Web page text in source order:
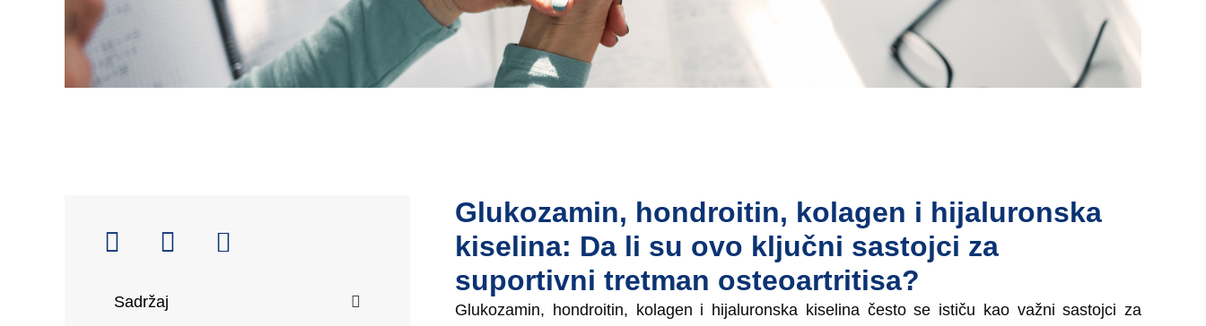
Sadržaj
Glukozamin, hondroitin, kolagen i hijaluronska
kiselina: Da li su ovo ključni sastojci za
suportivni tretman osteoartritisa?
Glukozamin, hondroitin, kolagen i hijaluronska kiselina često se ističu kao važni sastojci za